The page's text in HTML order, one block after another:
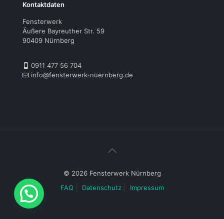
Kontaktdaten
Fensterwerk
Äußere Bayreuther Str. 59
90409 Nürnberg
0911 477 56 704
info@fensterwerk-nuernberg.de
© 2026 Fensterwerk Nürnberg
FAQ
Datenschutz Impressum